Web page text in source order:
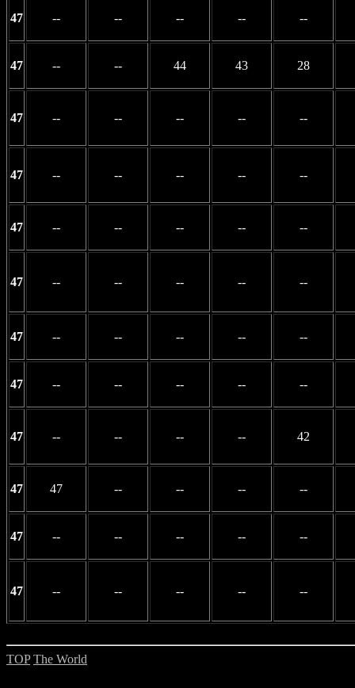
47 -- -- -- -- --
47 -- -- 44 43 28
47 -- -- -- -- --
47 -- -- -- -- --
47 -- -- -- -- --
47 -- -- -- -- --
47 -- -- -- -- --
47 -- -- -- -- --
47 -- -- -- -- 42
47 47 -- -- -- --
47 -- -- -- -- --
47 -- -- -- -- --
TOP The World